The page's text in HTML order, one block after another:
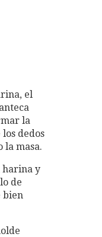
el
la
dedos
la masa.
harina y
de
bien